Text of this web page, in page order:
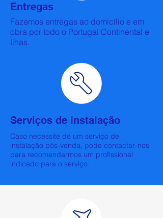
Entregas
Fazemos entregas ao domicílio e em
obra por todo o Portugal Continental e
Ilhas.
Serviços de Instalação
​Caso necessite de um serviço de
instalação pós-venda, pode contactar-nos
para recomendarmos um profissional
indicado para o serviço.